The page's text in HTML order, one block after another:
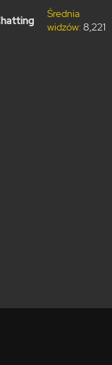
Średnia
widzów: 8,221